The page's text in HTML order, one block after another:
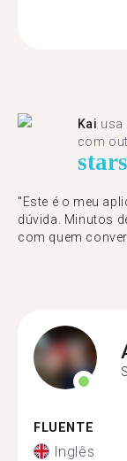
Kai usa
com
star
"Este é o meu
dúvida. Minutos
com quem
FLUENTE
Inglês